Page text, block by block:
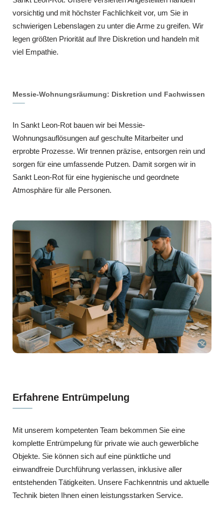
vorsichtig und mit höchster Fachlichkeit vor, um Sie in
schwierigen Lebenslagen zu unter die Arme zu greifen. Wir
legen größten Priorität auf Ihre Diskretion und handeln mit
viel Empathie.
Messie-Wohnungsräumung: Diskretion und Fachwissen
In Sankt Leon-Rot bauen wir bei Messie-
Wohnungsauflösungen auf geschulte Mitarbeiter und
erprobte Prozesse. Wir trennen präzise, entsorgen rein und
sorgen für eine umfassende Putzen. Damit sorgen wir in
Sankt Leon-Rot für eine hygienische und geordnete
Atmosphäre für alle Personen.
Erfahrene Entrümpelung
Mit unserem kompetenten Team bekommen Sie eine
komplette Entrümpelung für private wie auch gewerbliche
Objekte. Sie können sich auf eine pünktliche und
einwandfreie Durchführung verlassen, inklusive aller
entstehenden Tätigkeiten. Unsere Fachkenntnis und aktuelle
Technik bieten Ihnen einen leistungsstarken Service.